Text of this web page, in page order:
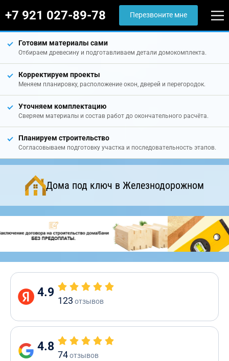
+7 921 027-89-78 Перезвоните мне
Готовим материалы сами
Отбираем древесину и подготавливаем детали домокомплекта.
Корректируем проекты
Меняем планировку, расположение окон, дверей и перегородок.
Уточняем комплектацию
Сверяем материалы и состав работ до окончательного расчёта.
Планируем строительство
Согласовываем подготовку участка и последовательность этапов.
Дома под ключ в Железнодорожном
4.9
123 отзывов
4.8
74отзывов